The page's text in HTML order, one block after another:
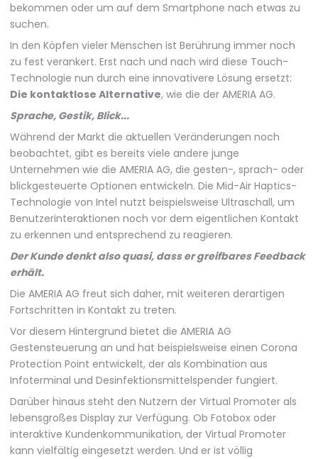
bekommen oder um auf dem Smartphone nach etwas zu
suchen.
In den Köpfen vieler Menschen ist Berührung immer noch
zu fest verankert. Erst nach und nach wird diese Touch-
Technologie nun durch eine innovativere Lösung ersetzt:
Die kontaktlose Alternative, wie die der AMERIA AG.
Sprache, Gestik, Blick...
Während der Markt die aktuellen Veränderungen noch
beobachtet, gibt es bereits viele andere junge
Unternehmen wie die AMERIA AG, die gesten-, sprach- oder
blickgesteuerte Optionen entwickeln. Die Mid-Air Haptics-
Technologie von Intel nutzt beispielsweise Ultraschall, um
Benutzerinteraktionen noch vor dem eigentlichen Kontakt
zu erkennen und entsprechend zu reagieren.
Der Kunde denkt also quasi, dass er greifbares Feedback
erhält.
Die AMERIA AG freut sich daher, mit weiteren derartigen
Fortschritten in Kontakt zu treten.
Vor diesem Hintergrund bietet die AMERIA AG
Gestensteuerung an und hat beispielsweise einen Corona
Protection Point entwickelt, der als Kombination aus
Infoterminal und Desinfektionsmittelspender fungiert.
Darüber hinaus steht den Nutzern der Virtual Promoter als
lebensgroßes Display zur Verfügung. Ob Fotobox oder
interaktive Kundenkommunikation, der Virtual Promoter
kann vielfältig eingesetzt werden. Und er ist völlig